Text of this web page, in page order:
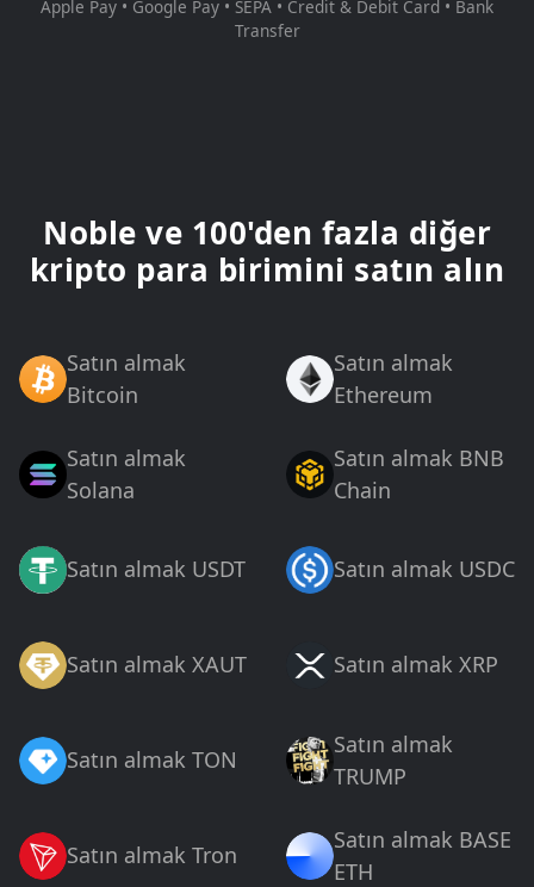
Apple Pay • Google Pay • SEPA • Credit & Debit Card • Bank
Transfer
Noble ve 100'den fazla diğer
kripto para birimini satın alın
Satın almak
Bitcoin
Satın almak
Ethereum
Satın almak
Solana
Satın almak BNB
Chain
Satın almak USDT Satın almak USDC
Satın almak XAUT Satın almak XRP
Satın almak TON
Satın almak
TRUMP
Satın almak Tron
Satın almak BASE
ETH